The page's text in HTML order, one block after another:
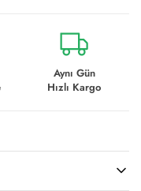
Aynı Gün
Hızlı Kargo